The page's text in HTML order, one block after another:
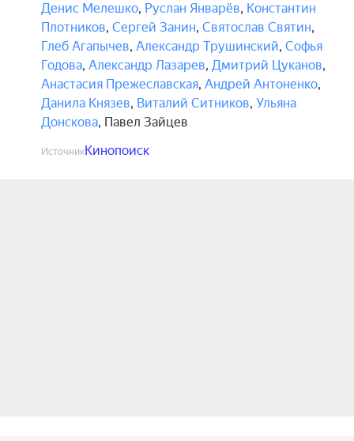
Денис Мелешко, Руслан Январёв, Константин
Плотников, Сергей Занин, Святослав Святин,
Глеб Агапычев, Александр Трушинский, Софья
Годова, Александр Лазарев, Дмитрий Цуканов,
Анастасия Прежеславская, Андрей Антоненко,
Данила Князев, Виталий Ситников, Ульяна
Донскова, Павел Зайцев
ИсточникКинопоиск